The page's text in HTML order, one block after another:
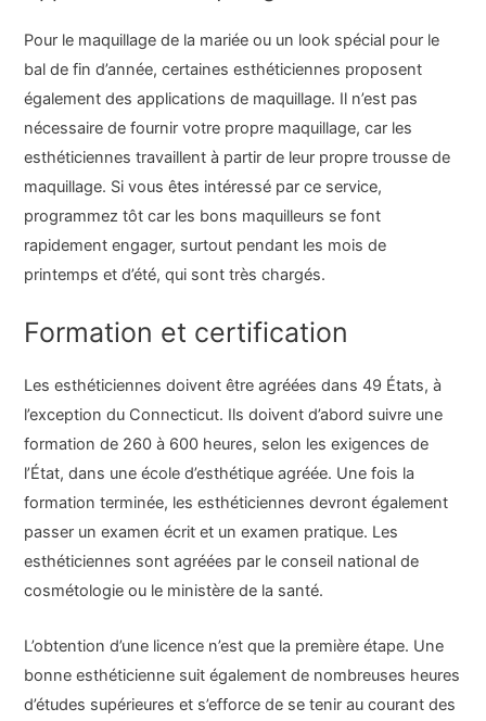
Pour le maquillage de la mariée ou un look spécial pour le
bal de fin d’année, certaines esthéticiennes proposent
également des applications de maquillage. Il n’est pas
nécessaire de fournir votre propre maquillage, car les
esthéticiennes travaillent à partir de leur propre trousse de
maquillage. Si vous êtes intéressé par ce service,
programmez tôt car les bons maquilleurs se font
rapidement engager, surtout pendant les mois de
printemps et d’été, qui sont très chargés.
Formation et certification
Les esthéticiennes doivent être agréées dans 49 États, à
l’exception du Connecticut. Ils doivent d’abord suivre une
formation de 260 à 600 heures, selon les exigences de
l’État, dans une école d’esthétique agréée. Une fois la
formation terminée, les esthéticiennes devront également
passer un examen écrit et un examen pratique. Les
esthéticiennes sont agréées par le conseil national de
cosmétologie ou le ministère de la santé.
L’obtention d’une licence n’est que la première étape. Une
bonne esthéticienne suit également de nombreuses heures
d’études supérieures et s’efforce de se tenir au courant des